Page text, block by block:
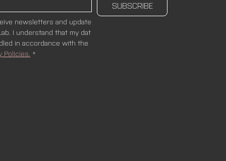
SUBSCRIBE
newsletters and update
I understand that my dat
in accordance with the
Policies. *